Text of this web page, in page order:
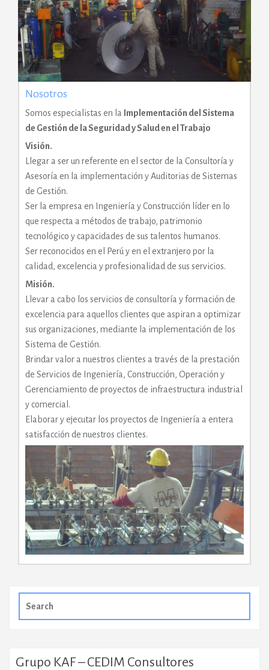
Nosotros
Somos especialistas en la
Implementación del Sistema
de Gestión de la Seguridad y Salud en el Trabajo
Visión.
Llegar a ser un referente en el sector de la Consultoría y
Asesoría en la implementación y Auditorias de Sistemas
de Gestión.
Ser la empresa en Ingeniería y Construcción líder en lo
que respecta a métodos de trabajo, patrimonio
tecnológico y capacidades de sus talentos humanos.
Ser reconocidos en el Perú y en el extranjero por la
calidad, excelencia y profesionalidad de sus servicios.
Misión.
Llevar a cabo los servicios de consultoría y formación de
excelencia para aquellos clientes que aspiran a optimizar
sus organizaciones, mediante la implementación de los
Sistema de Gestión.
Brindar valor a nuestros clientes a través de la prestación
de Servicios de Ingeniería, Construcción, Operación y
Gerenciamiento de proyectos de infraestructura industrial
y comercial.
Elaborar y ejecutar los proyectos de Ingeniería a entera
satisfacción de nuestros clientes.
for:
Grupo KAF – CEDIM Consultores